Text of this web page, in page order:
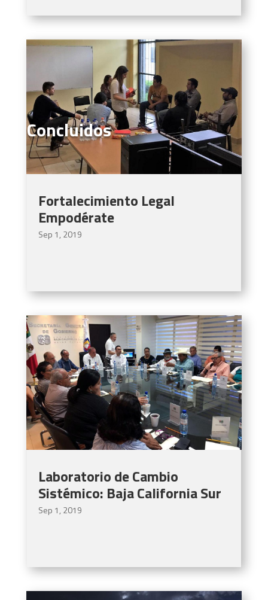
Concluidos
Fortalecimiento Legal
Empodérate
Sep 1, 2019
Laboratorio de Cambio
Sistémico: Baja California Sur
Sep 1, 2019